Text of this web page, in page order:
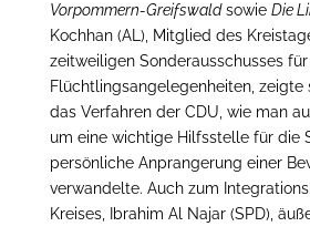
Vorpommern-Greifswaldsowie Die
Kochhan (AL), Mitglied des
zeitweiligen Sonderausschusses
Flüchtlingsangelegenheiten, zeigte
das Verfahren der CDU, wie man
um eine wichtige Hilfsstelle für die
persönliche Anprangerung einer
verwandelte. Auch zum
Kreises, Ibrahim Al Najar (SPD),